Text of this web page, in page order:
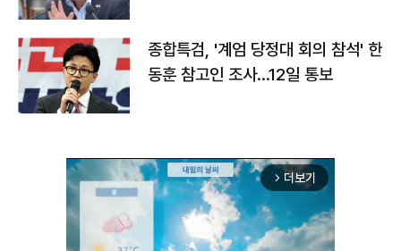
종합특검, '계엄 당정대 회의 참석' 한
동훈 참고인 조사...12일 통보
arrow_forward_ios 더보기